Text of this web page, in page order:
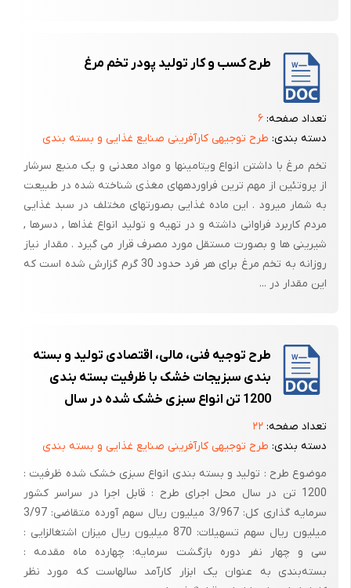
پوست دست و یا لباس و یا چنانچه اپراتور دارای دستبند یا ساعت و یا انگشتر
داشته باشد میتواند این خطر را برای اپراتور بوجود آورد. خطر مکانیکی گیرایش
1- شفت در حال گردش : یا محورهای در حال چرخش در حالیکه دارای لبه های
تیز و یا سطوح خشن باشد این توانایی گرفتن های ناگهانی را دارد از این نظر
توصیه میشود که اپراتور در هنگام کار ماشینهایی که دارای قسمتهای گردان
است از پوشیدنلباسهای آستین بلند خودداری کند و یا از کشهای مخصوص
جهت بستن آستین استفاده نماید یا آستین خود را بالا بزند و از پوشیدن
پیراهن یا روپوش گشاد و یا احتمالا شال گردن و یا کراوات یا دستمال گردن ،
- تراشکاری در ماشین تراش ( منطقه سه نظام و قطعه بسته شده به سه نظام
- عملیات فرز کاری
طرح کسب و کار تولید پودر تخم مرغ
تعداد صفحه: ۶
دسته بندی: طرح توجیهی کارآفرینی صنایع غذایی و بسته بندی
تخم مرغ با داشتن انواع ویتامینها و مواد معدنی و یک منبع سرشار
از پروتئین از مهم ترین فراوردههای مغذی شناخته شده در طبیعت
به شمار میرود . این ماده غذایی بصورتهای مختلف در سبد غذایی
مردم کاربرد فراوانی داشته و در تهیه و تولید انواع غذاها , دسرها ,
شیرینی ها و بصورت مستقل مورد مصرف قرار می گیرد . مقدار نیاز
روزانه به تخم مرغ برای هر فرد حدود 30 گرم گزارش شده است که
این مقدار در ...
طرح توجیه فنی، مالی، اقتصادی تولید‌ و بسته‌
بندی سبزیجات خشک با ظرفیت بسته بندی
1200 تن انواع سبزی خشک شده در سال
تعداد صفحه: ۲۲
دسته بندی: طرح توجیهی کارآفرینی صنایع غذایی و بسته بندی
موضوع طرح : تولید و بسته بندی انواع سبزی خشک شده ظرفیت :
1200 تن در سال محل اجرای طرح : قابل اجرا در سراسر کشور
سرمایه گذاری کل: 3/967 میلیون ریال سهم آورده متقاضی: 3/97
میلیون ریال سهم تسهیلات: 870 میلیون ریال میزان اشتغالزایی :
سی و چهار نفر دوره بازگشت سرمایه: چهارده ماه مقدمه :
بسته‌بندی به عنوان یک ابزار کارآمد سالهاست که مورد نظر